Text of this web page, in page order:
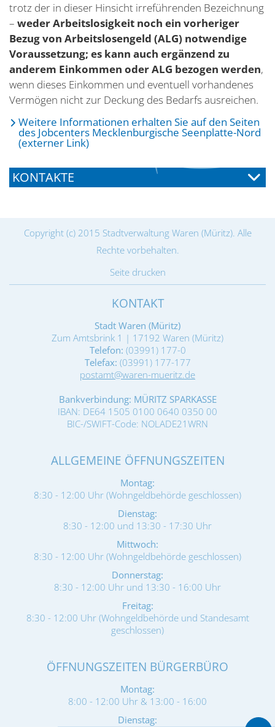
trotz der in dieser Hinsicht irreführenden Bezeichnung
– weder Arbeitslosigkeit noch ein vorheriger
Bezug von Arbeitslosengeld (ALG) notwendige
Voraussetzung; es kann auch ergänzend zu
anderem Einkommen oder ALG bezogen werden,
wenn dieses Einkommen und eventuell vorhandenes
Vermögen nicht zur Deckung des Bedarfs ausreichen.
Weitere Informationen erhalten Sie auf den Seiten
des Jobcenters Mecklenburgische Seenplatte-Nord
(externer Link)
KONTAKTE
Copyright (c) 2015 Stadtverwaltung Waren (Müritz). Alle
Rechte vorbehalten.
Seite drucken
KONTAKT
Stadt Waren (Müritz)
Zum Amtsbrink 1 | 17192 Waren (Müritz)
Telefon: (03991) 177-0
Telefax: (03991) 177-177
postamt@waren-mueritz.de
Bankverbindung: MÜRITZ SPARKASSE
IBAN: DE64 1505 0100 0640 0350 00
BIC-/SWIFT-Code: NOLADE21WRN
ALLGEMEINE ÖFFNUNGSZEITEN
Montag:
8:30 - 12:00 Uhr (Wohngeldbehörde geschlossen)
Dienstag:
8:30 - 12:00 und 13:30 - 17:30 Uhr
Mittwoch:
8:30 - 12:00 Uhr (Wohngeldbehörde geschlossen)
Donnerstag:
8:30 - 12:00 Uhr und 13:30 - 16:00 Uhr
Freitag:
8:30 - 12:00 Uhr (Wohngeldbehörde und Standesamt
geschlossen)
ÖFFNUNGSZEITEN BÜRGERBÜRO
Montag:
8:00 - 12:00 Uhr & 13:00 - 16:00
Dienstag: